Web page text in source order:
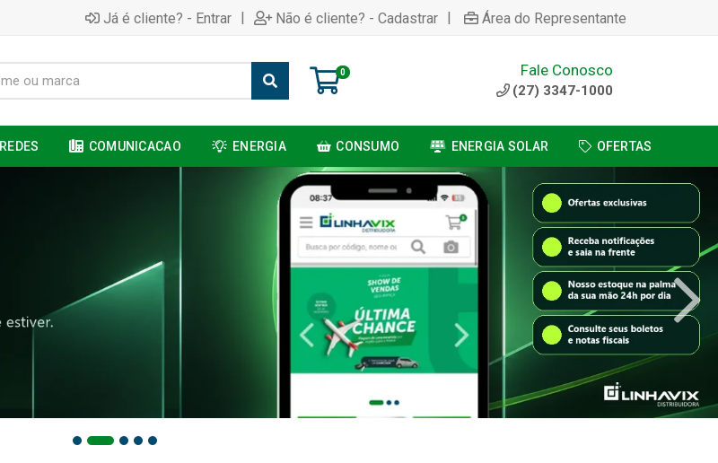
Já é cliente? - Entrar | Não é cliente? - Cadastrar | Área do Representante
0 Fale Conosco
(27) 3347-1000
REDES COMUNICACAO ENERGIA CONSUMO ENERGIA SOLAR OFERTAS